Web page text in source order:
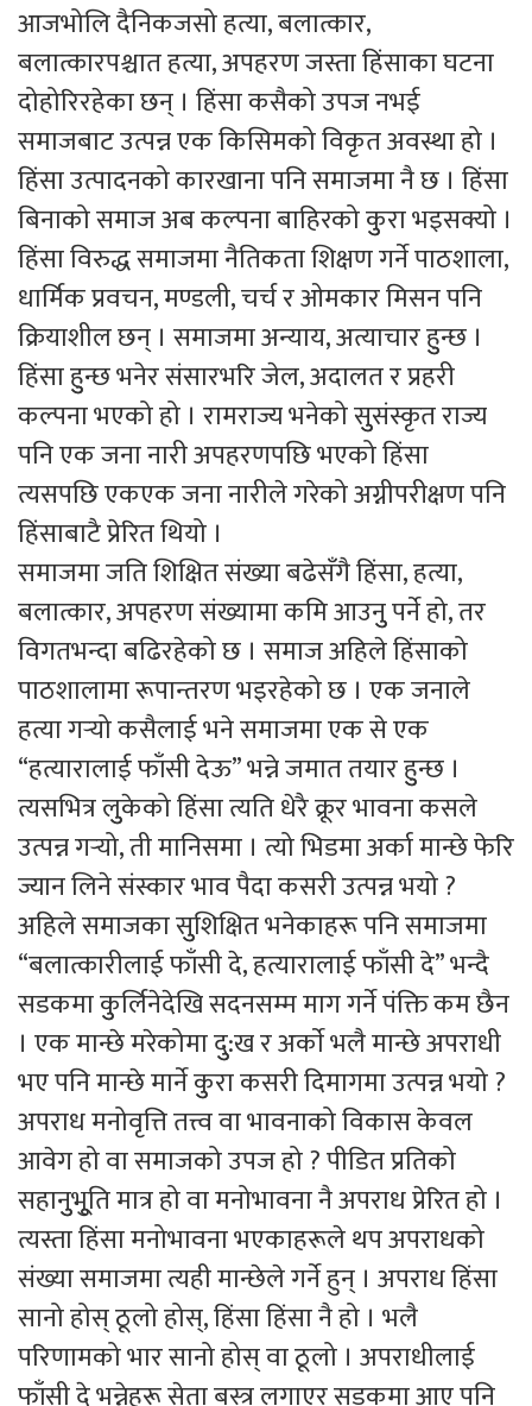
आजभोलि दैनिकजसो हत्या, बलात्कार,
बलात्कारपश्चात हत्या, अपहरण जस्ता हिंसाका घटना
दोहोरिरहेका छन् । हिंसा कसैको उपज नभई
समाजबाट उत्पन्न एक किसिमको विकृत अवस्था हो ।
हिंसा उत्पादनको कारखाना पनि समाजमा नै छ । हिंसा
बिनाको समाज अब कल्पना बाहिरको कुुरा भइसक्यो ।
हिंसा विरुद्ध समाजमा नैतिकता शिक्षण गर्ने पाठशाला,
धार्मिक प्रवचन, मण्डली, चर्च र ओमकार मिसन पनि
क्रियाशील छन् । समाजमा अन्याय, अत्याचार हुुन्छ ।
हिंसा हुुन्छ भनेर संसारभरि जेल, अदालत र प्रहरी
कल्पना भएको हो । रामराज्य भनेको सुुसंस्कृत राज्य
पनि एक जना नारी अपहरणपछि भएको हिंसा
त्यसपछि एकएक जना नारीले गरेको अग्नीपरीक्षण पनि
हिंसाबाटै प्रेरित थियो ।
समाजमा जति शिक्षित संख्या बढेसँगै हिंसा, हत्या,
बलात्कार, अपहरण संख्यामा कमि आउनुु पर्ने हो, तर
विगतभन्दा बढिरहेको छ । समाज अहिले हिंसाको
पाठशालामा रूपान्तरण भइरहेको छ । एक जनाले
हत्या गर्‍यो कसैलाई भने समाजमा एक से एक
“हत्यारालाई फाँसी देऊ” भन्ने जमात तयार हुुन्छ ।
त्यसभित्र लुुकेको हिंसा त्यति धेरै क्रूर भावना कसले
उत्पन्न गर्‍यो, ती मानिसमा । त्यो भिडमा अर्का मान्छे फेरि
ज्यान लिने संस्कार भाव पैदा कसरी उत्पन्न भयो ?
अहिले समाजका सुुशिक्षित भनेकाहरू पनि समाजमा
“बलात्कारीलाई फाँसी दे, हत्यारालाई फाँसी दे” भन्दै
सडकमा कुुर्लिनेदेखि सदनसम्म माग गर्ने पंक्ति कम छैन
। एक मान्छे मरेकोमा दुु:ख र अर्काे भलै मान्छे अपराधी
भए पनि मान्छे मार्ने कुुरा कसरी दिमागमा उत्पन्न भयो ?
अपराध मनोवृत्ति तत्त्व वा भावनाको विकास केवल
आवेग हो वा समाजको उपज हो ? पीडित प्रतिको
सहानुुभूुति मात्र हो वा मनोभावना नै अपराध प्रेरित हो ।
त्यस्ता हिंसा मनोभावना भएकाहरूले थप अपराधको
संख्या समाजमा त्यही मान्छेले गर्ने हुन् । अपराध हिंसा
सानो होस् ठूलो होस्, हिंसा हिंसा नै हो । भलै
परिणामको भार सानो होस् वा ठूलो । अपराधीलाई
फाँसी दे भन्नेहरू सेता बस्त्र लगाएर सडकमा आए पनि